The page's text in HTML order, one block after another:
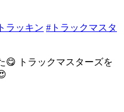
ラッキン #トラックマスタ
😋 トラックマスターズを